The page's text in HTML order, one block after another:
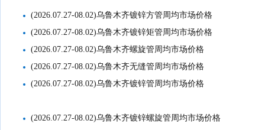
(2026.07.27-08.02)乌鲁木齐镀锌方管周均市场价格
(2026.07.27-08.02)乌鲁木齐镀锌矩管周均市场价格
(2026.07.27-08.02)乌鲁木齐螺旋管周均市场价格
(2026.07.27-08.02)乌鲁木齐无缝管周均市场价格
(2026.07.27-08.02)乌鲁木齐镀锌管周均市场价格
(2026.07.27-08.02)乌鲁木齐镀锌螺旋管周均市场价格